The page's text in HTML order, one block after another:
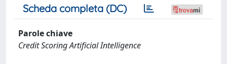
Scheda completa (DC)
Parole chiave
Credit Scoring Artificial Intelligence